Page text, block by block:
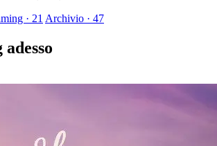
· 21 Archivio · 47